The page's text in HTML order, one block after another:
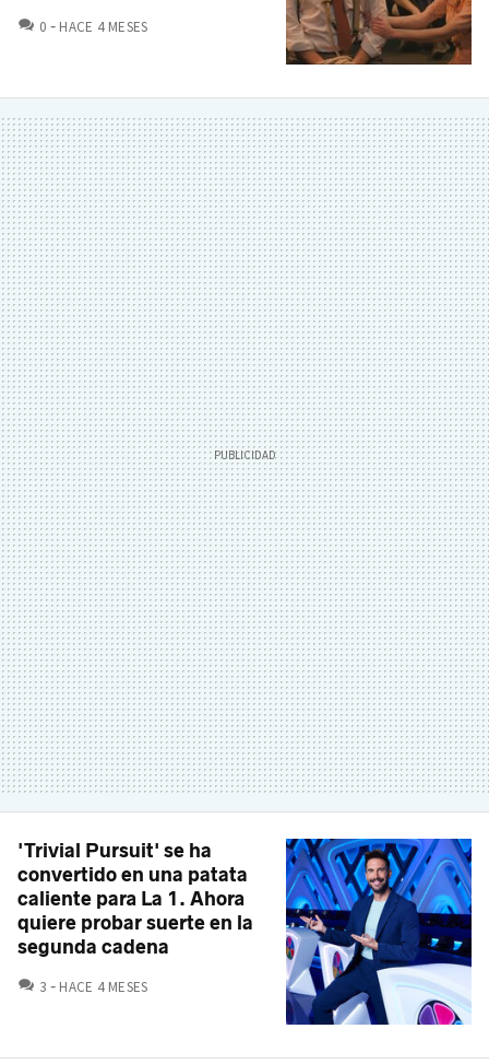
0 COMENTARIOS
HACE 4 MESES
'Trivial Pursuit' se ha
convertido en una patata
caliente para La 1. Ahora
quiere probar suerte en la
segunda cadena
3 COMENTARIOS
HACE 4 MESES